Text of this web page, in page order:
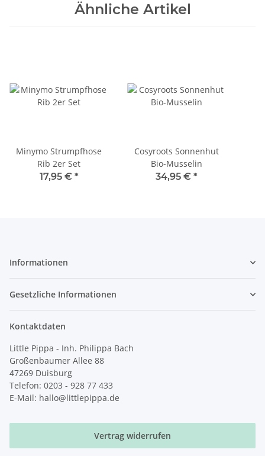
Ähnliche Artikel
Minymo Strumpfhose
Rib 2er Set
17,95 € *
Cosyroots Sonnenhut
Bio-Musselin
34,95 € *
Informationen
Gesetzliche Informationen
Kontaktdaten
Little Pippa - Inh. Philippa Bach
Großenbaumer Allee 88
47269 Duisburg
Telefon: 0203 - 928 77 433
E-Mail: hallo@littlepippa.de
Vertrag widerrufen